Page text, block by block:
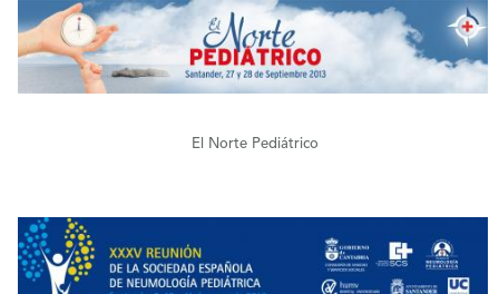
+
El Norte Pediátrico
+